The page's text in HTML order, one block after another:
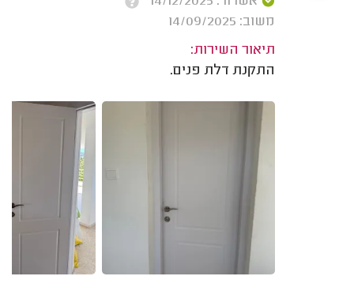
משוב: 14/09/2025
תיאור השירות:
התקנת דלת פנים.